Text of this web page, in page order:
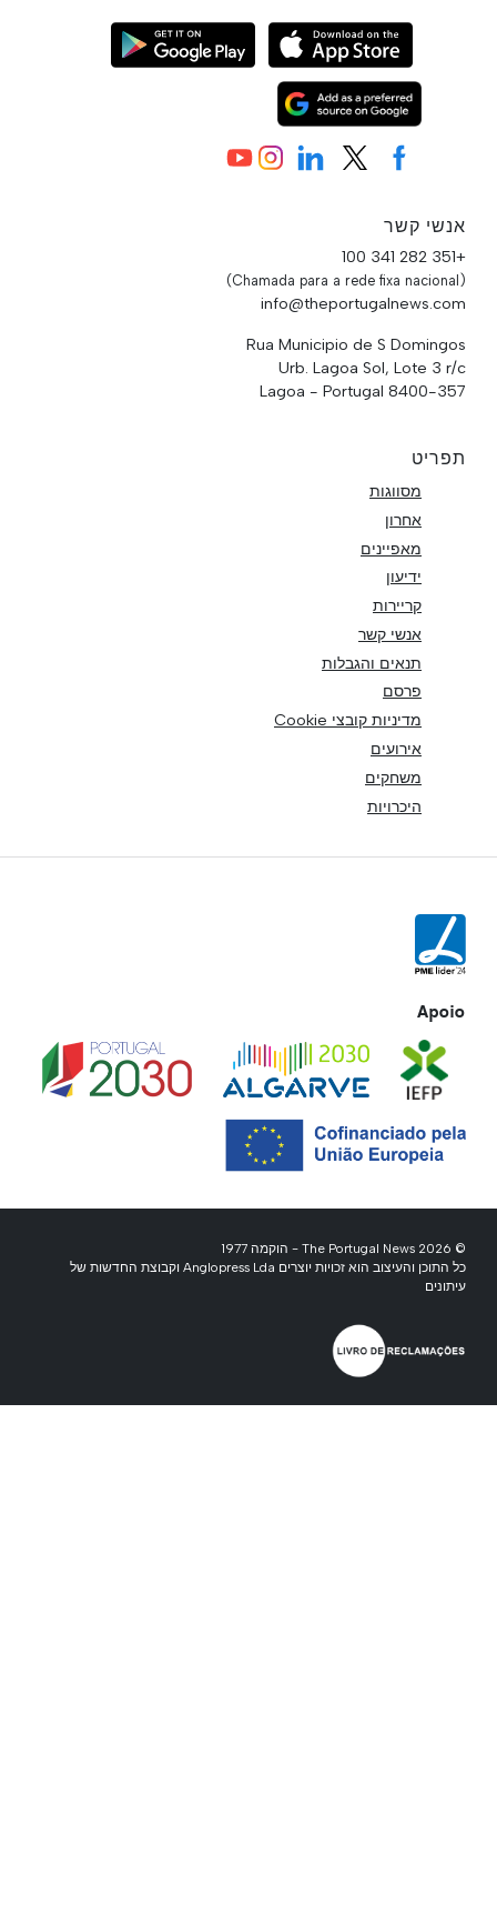
אנשי קשר
+351 282 341 100
(Chamada para a rede fixa nacional)
info@theportugalnews.com
Rua Municipio de S Domingos
Urb. Lagoa Sol, Lote 3 r/c
8400-357 Lagoa - Portugal
תפריט
מסווגות
אחרון
מאפיינים
ידיעון
קריירות
אנשי קשר
תנאים והגבלות
פרסם
מדיניות קובצי Cookie
אירועים
משחקים
היכרויות
Apoio
© 2026 The Portugal News - הוקמה 1977
כל התוכן והעיצוב הוא זכויות יוצרים Anglopress Lda וקבוצת החדשות של
עיתונים